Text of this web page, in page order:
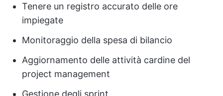
Tenere un registro accurato delle ore
impiegate
Monitoraggio della spesa di bilancio
Aggiornamento delle attività cardine del
project management
Gestione degli sprint